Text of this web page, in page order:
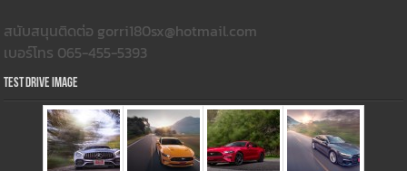
สนับสนุนติดต่อ gorri180sx@hotmail.com
เบอร์โทร 065-455-5393
Test Drive Image